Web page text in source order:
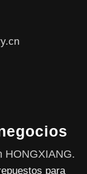
HONGXIANG.
para